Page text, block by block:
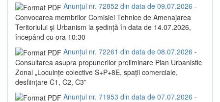
Anunțul nr. 72852 din data de 09.07.2026 -
Convocarea membrilor Comisiei Tehnice de Amenajarea
Teritoriului și Urbanism la ședință în data de 14.07.2026,
începând cu ora 10:30
Anunțul nr. 72261 din data de 08.07.2026 -
Consultarea asupra propunerilor preliminare Plan Urbanistic
Zonal „Locuințe colective S+P+8E, spații comerciale,
desființare C1, C2, C3”
Anunțul nr. 71953 din data de 07.07.2026 -